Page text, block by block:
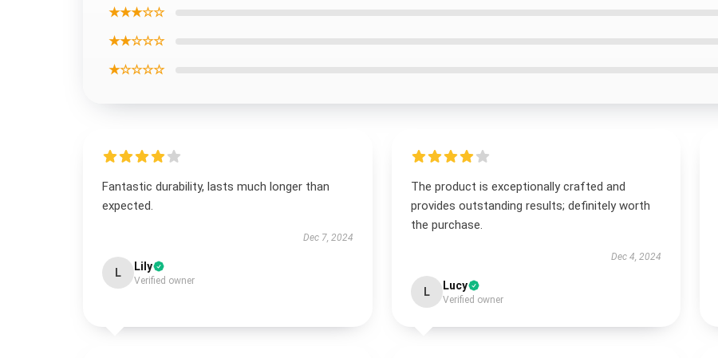
★★★☆☆
★★☆☆☆
★☆☆☆☆
Fantastic durability, lasts much longer than
expected.
Dec 7, 2024
L Lily
Verified owner
The product is exceptionally crafted and
provides outstanding results; definitely worth
the purchase.
Dec 4, 2024
L Lucy
Verified owner